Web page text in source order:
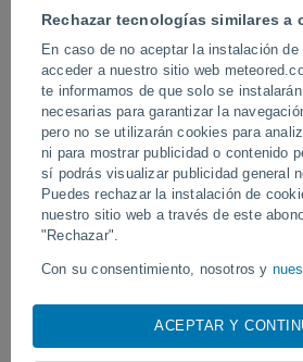
Rechazar tecnologías similares a
En caso de no aceptar la instalación
acceder a nuestro sitio web
te informamos de que solo se
necesarias para garantizar la
pero no se utilizarán cookies para
ni para mostrar publicidad o contenido
sí podrás visualizar publicidad general
Puedes rechazar la instalación de
nuestro sitio web a través de este
"Rechazar".
Con su consentimiento, nosotros y
visita en este sitio web, las direcciones
identificadores de cookies. Es posible
ACEPTAR Y
Ayer
Pelotas, Brasil.